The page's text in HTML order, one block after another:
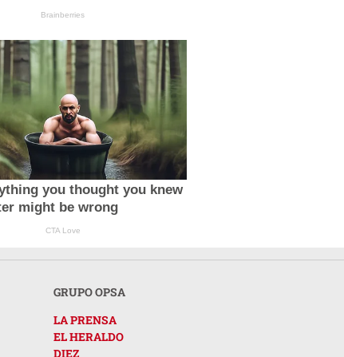
Brainberries
you thought you knew
might be wrong
CTA Love
GRUPO OPSA
LA PRENSA
EL HERALDO
DIEZ